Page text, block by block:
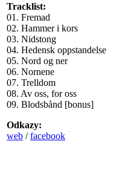
Tracklist:
01. Fremad
02. Hammer i kors
03. Nidstong
04. Hedensk oppstandelse
05. Nord og ner
06. Nornene
07. Trelldom
08. Av oss, for oss
09. Blodsbånd [bonus]
Odkazy:
web /facebook